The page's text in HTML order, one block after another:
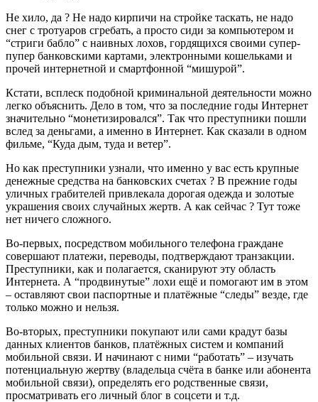
Не хило, да ? Не надо кирпичи на стройке таскать, не надо
снег с тротуаров сгребать, а просто сиди за компьютером и
“стриги бабло” с наивных лохов, гордящихся своими супер-
пупер банковскими картами, электронными кошельками и
прочей интернетной и смартфонной “мишурой”.
Кстати, всплеск подобной криминальной деятельности можно
легко объяснить. Дело в том, что за последние годы Интернет
значительно “монетизировался”. Так что преступники пошли
вслед за деньгами, а именно в Интернет. Как сказали в одном
фильме, “Куда дым, туда и ветер”.
Но как преступники узнали, что именно у вас есть крупные
денежные средства на банковских счетах ? В прежние годы
уличных грабителей привлекала дорогая одежда и золотые
украшения своих случайных жертв. А как сейчас ? Тут тоже
нет ничего сложного.
Во-первых, посредством мобильного телефона граждане
совершают платежи, переводы, подтверждают транзакции.
Преступники, как и полагается, сканируют эту область
Интернета. А “продвинутые” лохи ещё и помогают им в этом
– оставляют свои паспортные и платёжные “следы” везде, где
только можно и нельзя.
Во-вторых, преступники покупают или сами крадут базы
данных клиентов банков, платёжных систем и компаний
мобильной связи. И начинают с ними “работать” – изучать
потенциальную жертву (владельца счёта в банке или абонента
мобильной связи), определять его родственные связи,
просматривать его личный блог в соцсети и т.д.